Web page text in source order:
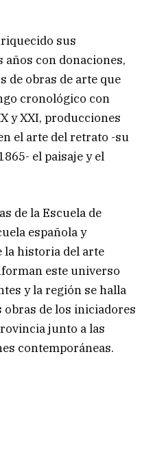
sus
años con donaciones,
de obras de arte que
cronológico con
y XXI, producciones
el arte del retrato -su
el paisaje y el
de la Escuela de
española y
la historia del arte
este universo
y la región se halla
de los iniciadores
junto a las
contemporáneas.